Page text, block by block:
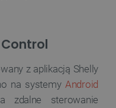
z aplikacją Shelly
na systemy Android
zdalne sterowanie